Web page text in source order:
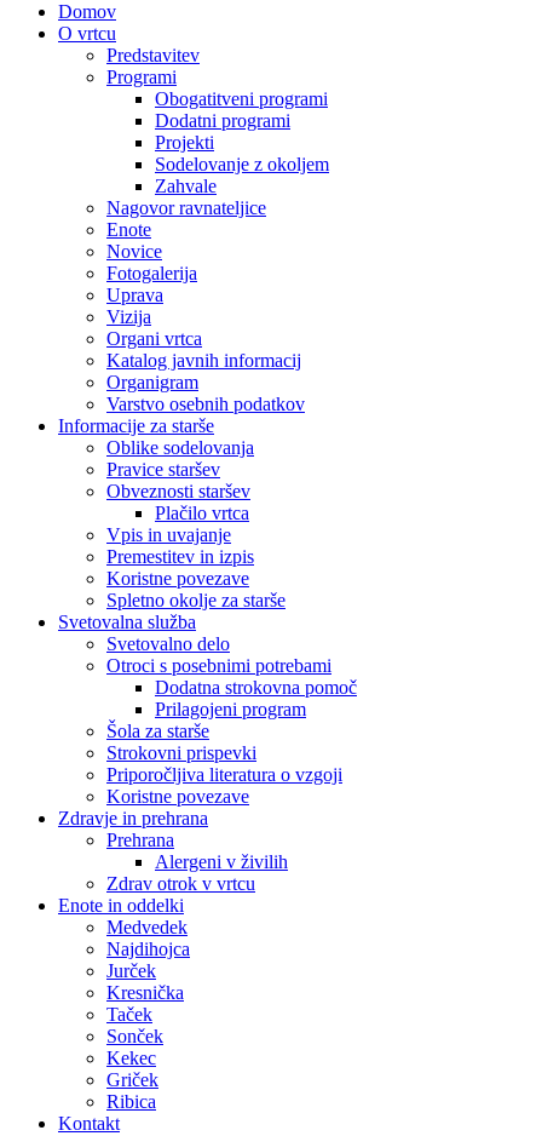
Domov
O vrtcu
Predstavitev
Programi
Obogatitveni programi
Dodatni programi
Projekti
Sodelovanje z okoljem
Zahvale
Nagovor ravnateljice
Enote
Novice
Fotogalerija
Uprava
Vizija
Organi vrtca
Katalog javnih informacij
Organigram
Varstvo osebnih podatkov
Informacije za starše
Oblike sodelovanja
Pravice staršev
Obveznosti staršev
Plačilo vrtca
Vpis in uvajanje
Premestitev in izpis
Koristne povezave
Spletno okolje za starše
Svetovalna služba
Svetovalno delo
Otroci s posebnimi potrebami
Dodatna strokovna pomoč
Prilagojeni program
Šola za starše
Strokovni prispevki
Priporočljiva literatura o vzgoji
Koristne povezave
Zdravje in prehrana
Prehrana
Alergeni v živilih
Zdrav otrok v vrtcu
Enote in oddelki
Medvedek
Najdihojca
Jurček
Kresnička
Taček
Sonček
Kekec
Griček
Ribica
Kontakt